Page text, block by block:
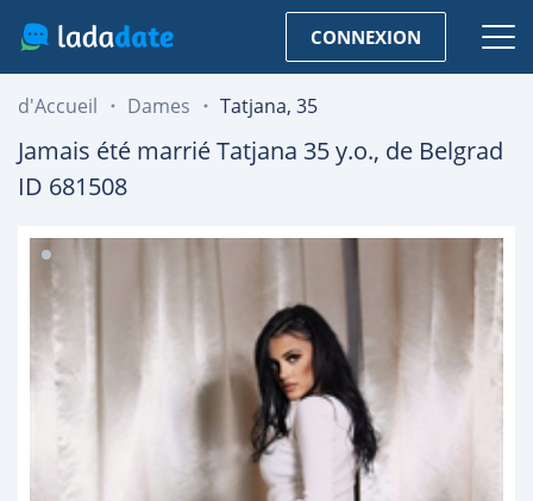
CONNEXION
d'Accueil Dames Tatjana, 35
Jamais été marriéTatjana 35y.o., de Belgrad
ID 681508